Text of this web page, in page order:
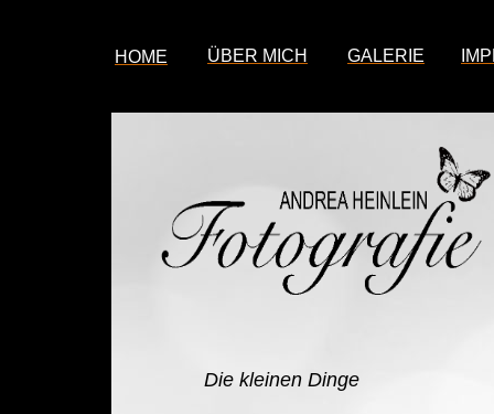
HOME ÜBER MICH GALERIE
Die kleinen Dinge